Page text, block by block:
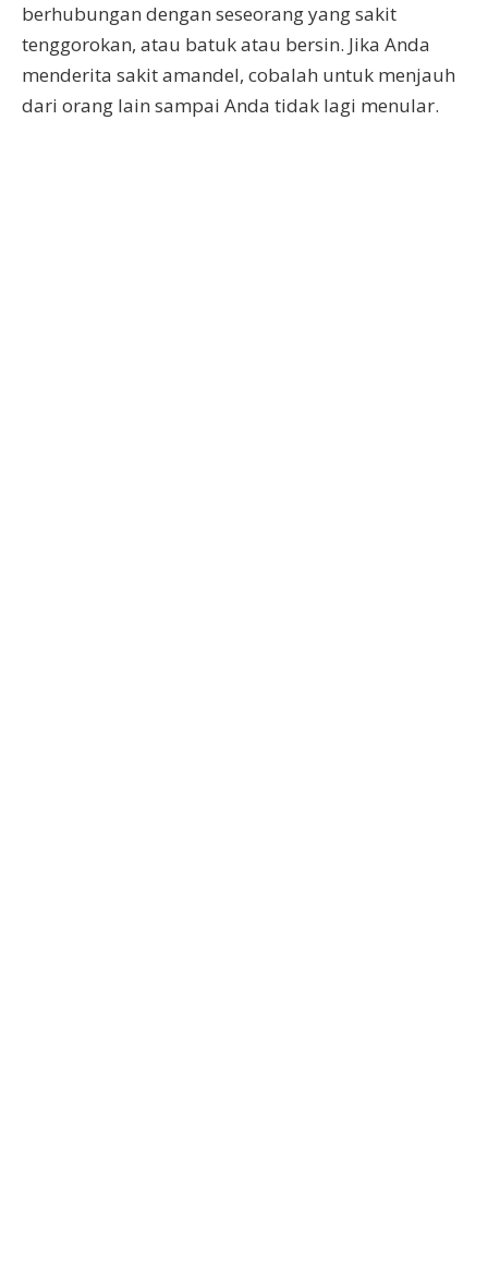
berhubungan dengan seseorang yang sakit
tenggorokan, atau batuk atau bersin. Jika Anda
menderita sakit amandel, cobalah untuk menjauh
dari orang lain sampai Anda tidak lagi menular.